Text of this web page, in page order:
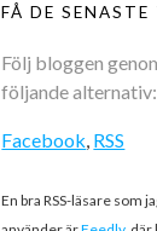
FÅ DE SENASTE
Följ bloggen
följande alternativ:
Facebook RSS
En bra RSS-läsare som